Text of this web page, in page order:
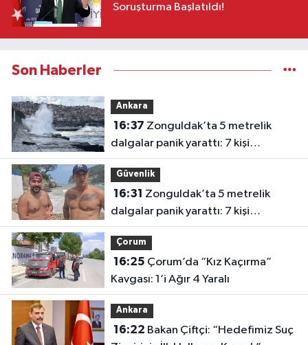
Soruşturma Başlatıldı!
Son Haberler
Ankara
16:37
dalgalar panik yarattı: 7 kişi
kurtarıldı
Güvenlik
16:31
dalgalar panik yarattı: 7 kişi
kurtarıldı
Çorum
16:25
Kavgası: 1’i Ağır 4 Yaralı
Ankara
16:22